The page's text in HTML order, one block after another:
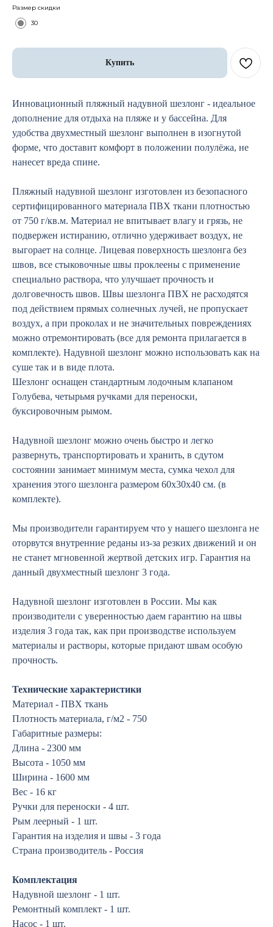
Размер скидки
30
Купить
Инновационный пляжный надувной шезлонг - идеальное
дополнение для отдыха на пляже и у бассейна. Для
удобства двухместный шезлонг выполнен в изогнутой
форме, что доставит комфорт в положении полулёжа, не
нанесет вреда спине.
Пляжный надувной шезлонг изготовлен из безопасного
сертифицированного материала ПВХ ткани плотностью
от 750 г/кв.м. Материал не впитывает влагу и грязь, не
подвержен истиранию, отлично удерживает воздух, не
выгорает на солнце. Лицевая поверхность шезлонга без
швов, все стыковочные швы проклеены с применение
специально раствора, что улучшает прочность и
долговечность швов. Швы шезлонга ПВХ не расходятся
под действием прямых солнечных лучей, не пропускает
воздух, а при проколах и не значительных повреждениях
можно отремонтировать (все для ремонта прилагается в
комплекте). Надувной шезлонг можно использовать как на
суше так и в виде плота.
Шезлонг оснащен стандартным лодочным клапаном
Голубева, четырьмя ручками для переноски,
буксировочным рымом.
Надувной шезлонг можно очень быстро и легко
развернуть, транспортировать и хранить, в сдутом
состоянии занимает минимум места, сумка чехол для
хранения этого шезлонга размером 60х30х40 см. (в
комплекте).
Мы производители гарантируем что у нашего шезлонга не
оторвутся внутренние реданы из-за резких движений и он
не станет мгновенной жертвой детских игр. Гарантия на
данный двухместный шезлонг 3 года.
Надувной шезлонг изготовлен в России. Мы как
производители с уверенностью даем гарантию на швы
изделия 3 года так, как при производстве используем
материалы и растворы, которые придают швам особую
прочность.
Технические характеристики
Материал - ПВХ ткань
Плотность материала, г/м2 - 750
Габаритные размеры:
Длина - 2300 мм
Высота - 1050 мм
Ширина - 1600 мм
Вес - 16 кг
Ручки для переноски - 4 шт.
Рым леерный - 1 шт.
Гарантия на изделия и швы - 3 года
Страна производитель - Россия
Комплектация
Надувной шезлонг - 1 шт.
Ремонтный комплект - 1 шт.
Насос - 1 шт.